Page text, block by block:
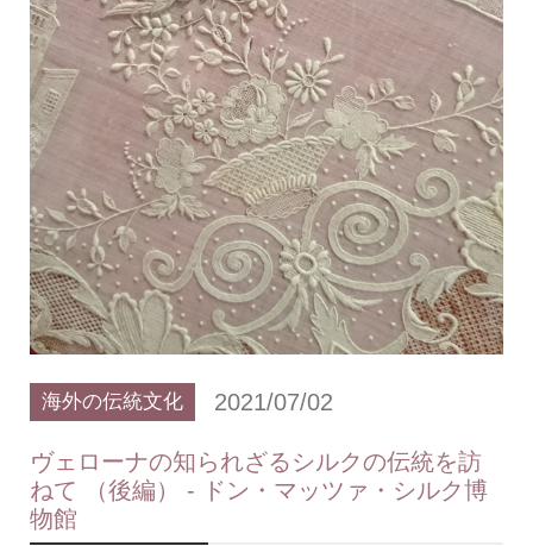
海外の伝統文化 2021/07/02
ヴェローナの知られざるシルクの伝統を訪
ねて （後編） - ドン・マッツァ・シルク博
物館